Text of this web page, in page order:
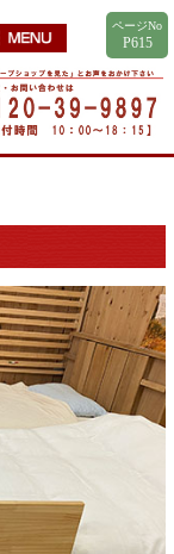
ページNo
P615